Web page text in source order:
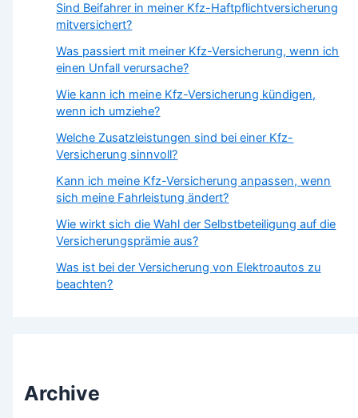
Sind Beifahrer in meiner Kfz-Haftpflichtversicherung
mitversichert?
Was passiert mit meiner Kfz-Versicherung, wenn ich
einen Unfall verursache?
Wie kann ich meine Kfz-Versicherung kündigen,
wenn ich umziehe?
Welche Zusatzleistungen sind bei einer Kfz-
Versicherung sinnvoll?
Kann ich meine Kfz-Versicherung anpassen, wenn
sich meine Fahrleistung ändert?
Wie wirkt sich die Wahl der Selbstbeteiligung auf die
Versicherungsprämie aus?
Was ist bei der Versicherung von Elektroautos zu
beachten?
Archive